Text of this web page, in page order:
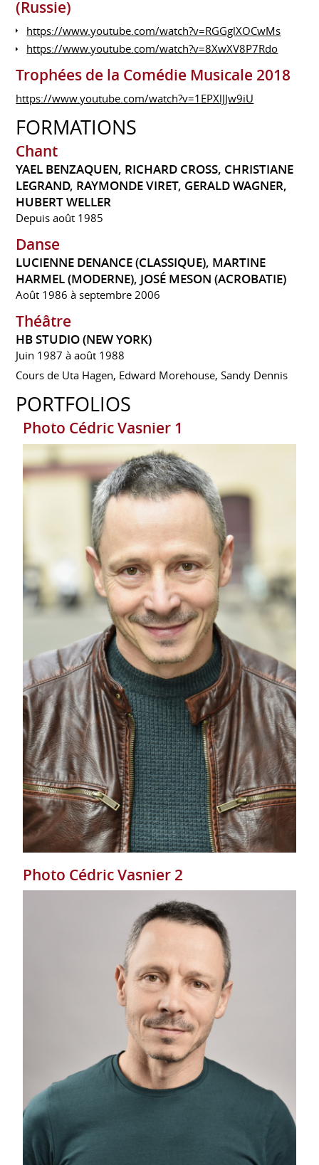
(Russie)
https://www.youtube.com/watch?v=RGGglXOCwMs
https://www.youtube.com/watch?v=8XwXV8P7Rdo
Trophées de la Comédie Musicale 2018
https://www.youtube.com/watch?v=1EPXlJJw9iU
FORMATIONS
Chant
YAEL BENZAQUEN, RICHARD CROSS, CHRISTIANE
LEGRAND, RAYMONDE VIRET, GERALD WAGNER,
HUBERT WELLER
Depuis août 1985
Danse
LUCIENNE DENANCE (CLASSIQUE), MARTINE
HARMEL (MODERNE), JOSÉ MESON (ACROBATIE)
Août 1986 à septembre 2006
Théâtre
HB STUDIO (NEW YORK)
Juin 1987 à août 1988
Cours de Uta Hagen, Edward Morehouse, Sandy Dennis
PORTFOLIOS
Photo Cédric Vasnier 1
Photo Cédric Vasnier 2